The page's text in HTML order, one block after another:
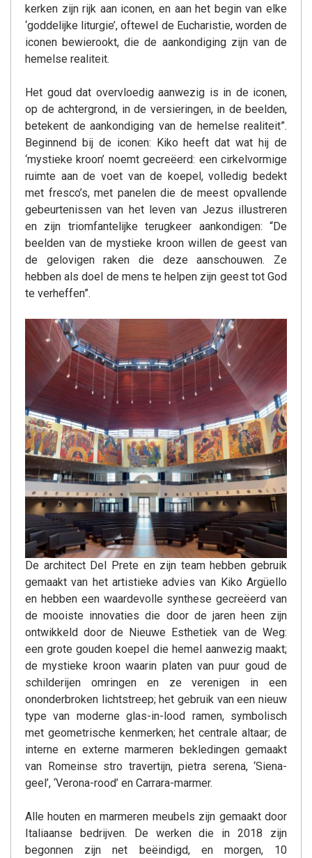
kerken zijn rijk aan iconen, en aan het begin van elke
‘goddelijke liturgie’, oftewel de Eucharistie, worden de
iconen bewierookt, die de aankondiging zijn van de
hemelse realiteit.
Het goud dat overvloedig aanwezig is in de iconen,
op de achtergrond, in de versieringen, in de beelden,
betekent de aankondiging van de hemelse realiteit”.
Beginnend bij de iconen: Kiko heeft dat wat hij de
‘mystieke kroon’ noemt gecreëerd: een cirkelvormige
ruimte aan de voet van de koepel, volledig bedekt
met fresco’s, met panelen die de meest opvallende
gebeurtenissen van het leven van Jezus illustreren
en zijn triomfantelijke terugkeer aankondigen: “De
beelden van de mystieke kroon willen de geest van
de gelovigen raken die deze aanschouwen. Ze
hebben als doel de mens te helpen zijn geest tot God
te verheffen”.
De architect Del Prete en zijn team hebben gebruik
gemaakt van het artistieke advies van Kiko Argüello
en hebben een waardevolle synthese gecreëerd van
de mooiste innovaties die door de jaren heen zijn
ontwikkeld door de Nieuwe Esthetiek van de Weg:
een grote gouden koepel die hemel aanwezig maakt;
de mystieke kroon waarin platen van puur goud de
schilderijen omringen en ze verenigen in een
ononderbroken lichtstreep; het gebruik van een nieuw
type van moderne glas-in-lood ramen, symbolisch
met geometrische kenmerken; het centrale altaar; de
interne en externe marmeren bekledingen gemaakt
van Romeinse stro travertijn, pietra serena, ‘Siena-
geel’, ‘Verona-rood’ en Carrara-marmer.
Alle houten en marmeren meubels zijn gemaakt door
Italiaanse bedrijven. De werken die in 2018 zijn
begonnen zijn net beëindigd, en morgen, 10